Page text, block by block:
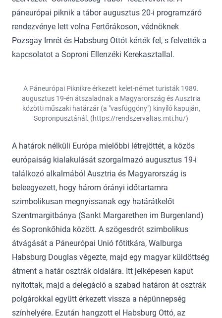
páneurópai piknik a tábor augusztus 20-i programzáró
rendezvénye lett volna Fertőrákoson, védnöknek
Pozsgay Imrét és Habsburg Ottót kérték fel, s felvették a
kapcsolatot a Soproni Ellenzéki Kerekasztallal.
A Páneurópai Piknikre érkezett kelet-német turisták 1989.
augusztus 19-én átszaladnak a Magyarország és Ausztria
közötti műszaki határzár (a "vasfüggöny") kinyíló kapuján,
Sopronpusztánál. (https://rendszervaltas.mti.hu/)
A határok nélküli Európa mielőbbi létrejöttét, a közös
európaiság kialakulását szorgalmazó augusztus 19-i
találkozó alkalmából Ausztria és Magyarország is
beleegyezett, hogy három órányi időtartamra
szimbolikusan megnyissanak egy határátkelőt
Szentmargitbánya (Sankt Margarethen im Burgenland)
és Sopronkőhida között. A szögesdrót szimbolikus
átvágását a Páneurópai Unió főtitkára, Walburga
Habsburg Douglas végezte, majd egy magyar küldöttség
átment a határ osztrák oldalára. Itt jelképesen kaput
nyitottak, majd a delegáció a szabad határon át osztrák
polgárokkal együtt érkezett vissza a népünnepség
színhelyére. Ezután hangzott el Habsburg Ottó, az